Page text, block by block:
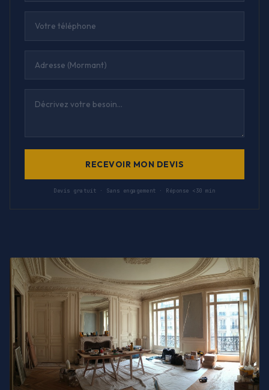
RECEVOIR MON DEVIS
Devis gratuit · Sans engagement · Réponse <30 min